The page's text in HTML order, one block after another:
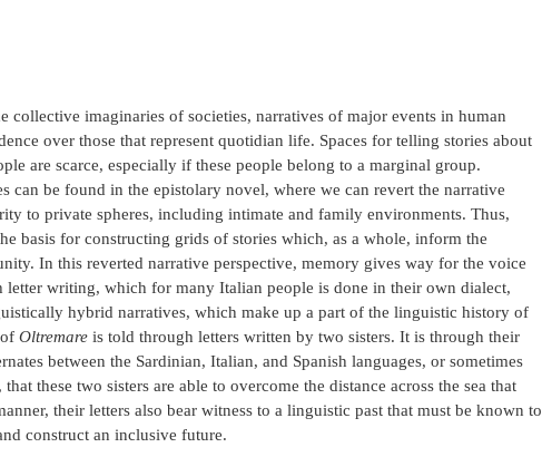
collective imaginaries of societies, narratives of major events in human
over those that represent quotidian life. Spaces for telling stories about
are scarce, especially if these people belong to a marginal group.
can be found in the epistolary novel, where we can revert the narrative
to private spheres, including intimate and family environments. Thus,
basis for constructing grids of stories which, as a whole, inform the
In this reverted narrative perspective, memory gives way for the voice
writing, which for many Italian people is done in their own dialect,
hybrid narratives, which make up a part of the linguistic history of
Oltremare is told through letters written by two sisters. It is through their
between the Sardinian, Italian, and Spanish languages, or sometimes
these two sisters are able to overcome the distance across the sea that
their letters also bear witness to a linguistic past that must be known to
construct an inclusive future.